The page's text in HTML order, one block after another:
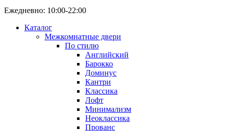
Ежедневно: 10:00-22:00
Каталог
Межкомнатные двери
По стилю
Английский
Барокко
Доминус
Кантри
Классика
Лофт
Минимализм
Неоклассика
Прованс